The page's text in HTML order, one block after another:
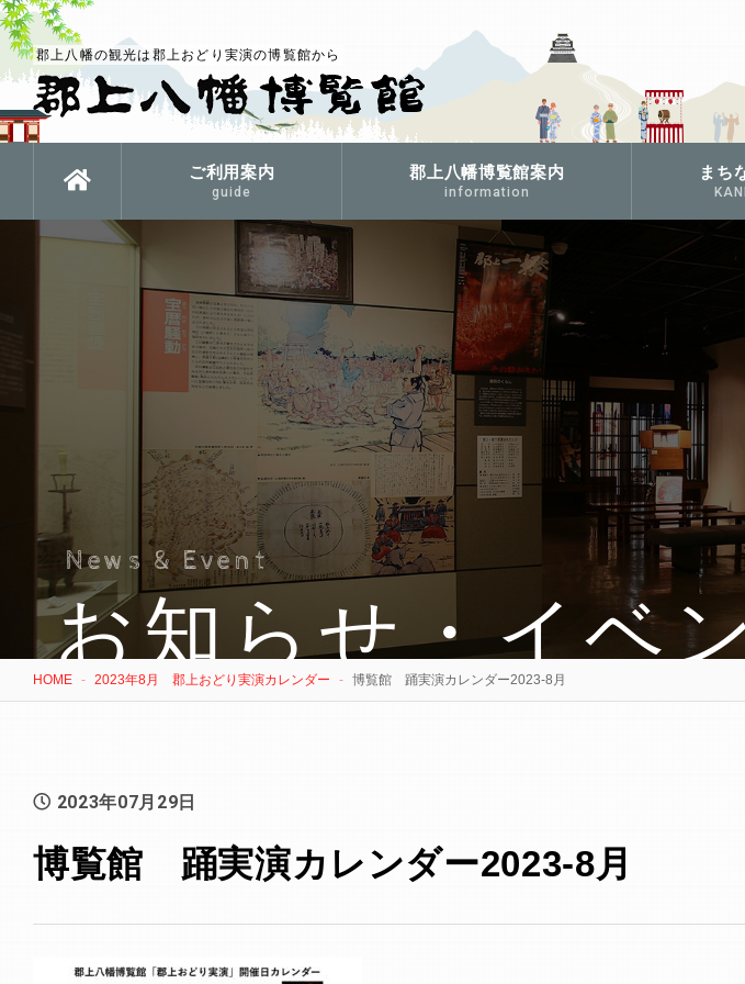
郡上八幡の観光は郡上おどり実演の博覧館から
ご利用案内
guide
郡上八幡博覧館案内
information
まち
News & Event
お知らせ・イベ
HOME 2023年8月 郡上おどり実演カレンダー 博覧館 踊実演カレンダー2023-8月
2023年07月29日
博覧館 踊実演カレンダー2023-8月